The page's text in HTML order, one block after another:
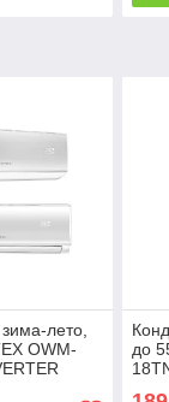
лето,
OWM-
до